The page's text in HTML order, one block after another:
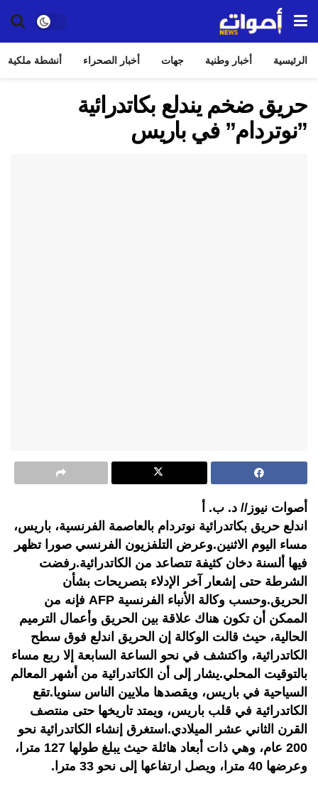
الرئيسية أخبار وطنية جهات أخبار الصحراء أنشطة ملكية
حريق ضخم يندلع بكاتدرائية
”نوتردام” في باريس
أصوات نيوز// د. ب. أ
اندلع حريق بكاتدرائية نوتردام بالعاصمة الفرنسية، باريس،
مساء اليوم الاثنين.وعرض التلفزيون الفرنسي صورا تظهر
فيها ألسنة دخان كثيفة تتصاعد من الكاتدرائية.رفضت
الشرطة حتى إشعار آخر الإدلاء بتصريحات بشأن
الحريق.وحسب وكالة الأنباء الفرنسية AFP فإنه من
الممكن أن تكون هناك علاقة بين الحريق وأعمال الترميم
الحالية، حيث قالت الوكالة إن الحريق اندلع فوق سطح
الكاتدرائية، واكتشف في نحو الساعة السابعة إلا ربع مساء
بالتوقيت المحلي.يشار إلى أن الكاتدرائية من أشهر المعالم
السياحية في باريس، ويقصدها ملايين الناس سنويا.تقع
الكاتدرائية في قلب باريس، ويمتد تاريخها حتى منتصف
القرن الثاني عشر الميلادي.استغرق إنشاء الكاتدرائية نحو
200 عام، وهي ذات أبعاد هائلة حيث يبلغ طولها 127 مترا،
وعرضها 40 مترا، ويصل ارتفاعها إلى نحو 33 مترا.